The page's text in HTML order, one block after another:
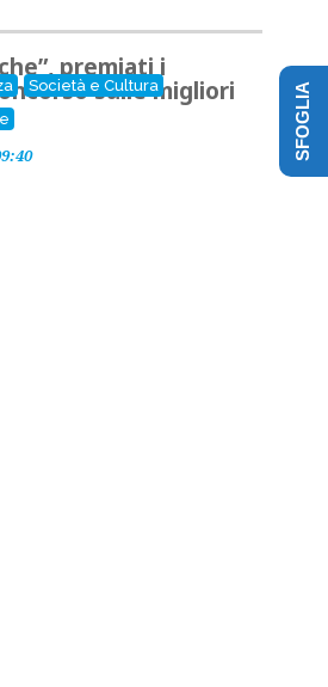
Società e Cultura
premiati i
sulle migliori SFOGLIA